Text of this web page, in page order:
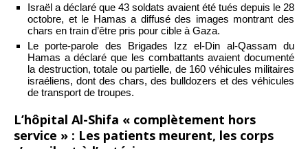
Israël a déclaré que 43 soldats avaient été tués depuis le 28
octobre, et le Hamas a diffusé des images montrant des
chars en train d’être pris pour cible à Gaza.
Le porte-parole des Brigades Izz el-Din al-Qassam du
Hamas a déclaré que les combattants avaient documenté
la destruction, totale ou partielle, de 160 véhicules militaires
israéliens, dont des chars, des bulldozers et des véhicules
de transport de troupes.
L’hôpital Al-Shifa « complètement hors
service » : Les patients meurent, les corps